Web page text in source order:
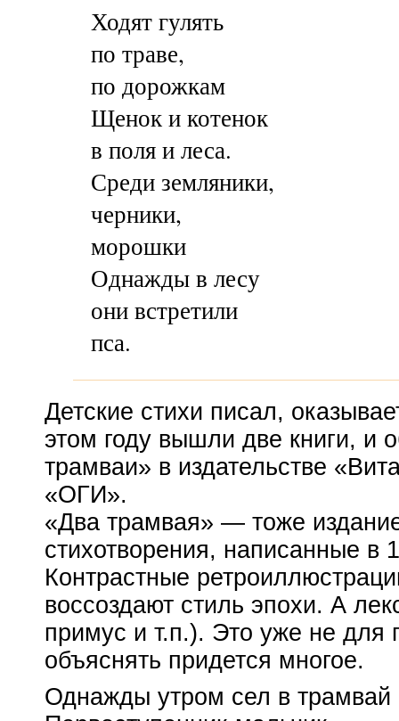
Ходят гулять
по траве,
по дорожкам
Щенок и котенок
в поля и леса.
Среди земляники,
черники,
морошки
Однажды в лесу
они встретили
пса.
Детские стихи писал,
этом году вышли две книги, и
трамваи» в издательстве
«ОГИ».
«Два трамвая» — тоже
стихотворения, написанные в
Контрастные
воссоздают стиль эпохи. А
примус и т.п.). Это уже не
объяснять придется многое.
Однажды утром сел в трамвай